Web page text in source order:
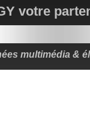
votre
multimédia &